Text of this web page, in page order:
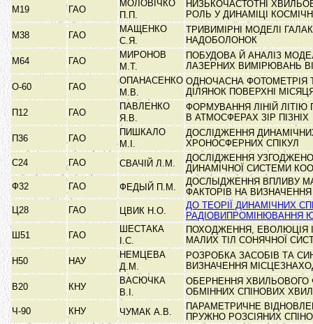
М19
ГАО
МОЛОВІЧКО
П.П.
НИЗЬКОЧАСТОТНІ
РОЛЬ У ДИНАМІЦІ
М38
ГАО
МАЩЕНКО
С.Я.
ТРИВИМІРНІ МОДЕЛІ
НАДОБОЛОНОК
М64
ГАО
МИРОНОВ
М.Т.
ПОБУДОВА Й АНАЛІЗ
ЛАЗЕРНИХ ВИМІРЮВАНЬ
О-60
ГАО
ОПАНАСЕНКО
М.В.
ОДНОЧАСНА ФОТОМЕТРІЯ
ДІЛЯНОК ПОВЕРХНІ
П12
ГАО
ПАВЛЕНКО
Я.В.
ФОРМУВАННЯ ЛІНІЙ ЛІТІЮ
В АТМОСФЕРАХ ЗІР ПІЗНІХ
П36
ГАО
ПИШКАЛО
М.І.
ДОСЛІДЖЕННЯ
ХРОНОСФЕРНИХ СПІКУЛ
С24
ГАО СВАЧІЙ Л.М.
ДОСЛІДЖЕННЯ
ДИНАМІЧНОЇ СИСТЕМИ
Ф32
ГАО ФЕДЫЙ П.М.
ДОСЛЫДЖЕННЯ ВПЛИВУ
ФАКТОРІВ НА
Ц28
ГАО ЦВИК Н.О.
ДО ТЕОРІЇ ДИНАМІЧНИХ
РАДІОВИПРОМІНЮВАННЯ
Ш51
ГАО
ШЕСТАКА
І.С.
ПОХОДЖЕННЯ, ЕВОЛЮЦІЯ
МАЛИХ ТІЛ СОНЯЧНОЇ
Н50
НАУ
НЕМЦЕВА
Д.М.
РОЗРОБКА ЗАСОБІВ ТА
ВИЗНАЧЕННЯ
В20
КНУ
ВАСЮЧКА
В.І.
ОБЕРНЕННЯ ХВИЛЬОВОГО
ОБМІННИХ СПІНОВИХ
Ч-90
КНУ ЧУМАК А.В.
ПАРАМЕТРИЧНЕ
ПРУЖНО РОЗСІЯНИХ